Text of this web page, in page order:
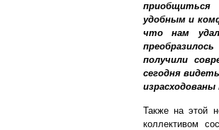
удобным и
что нам
получили
сегодня
Также на этой
коллективом